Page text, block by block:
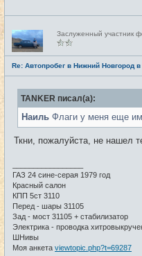
Н
е
в
с
е
т
и
Заслуженный участник
Re: Автопробег в Нижний Новгород в
TANKER писал(а):
Наиль Флаги у меня еще
Ткни, пожалуйста, не нашел
ГАЗ 24 сине-серая 1979 год
Красный салон
КПП 5ст 3110
Перед - шары 31105
Зад - мост 31105 + стабилизатор
Электрика - проводка
ШНивы
Моя анкета viewtopic.php?t=69287